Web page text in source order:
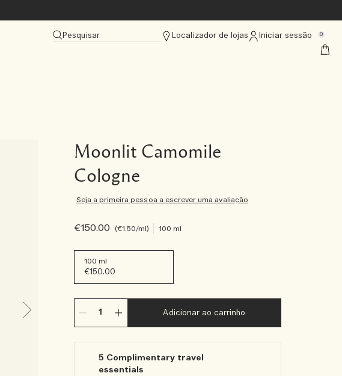
Pesquisar Localizador de lojas Iniciar sessão 0
Moonlit Camomile
Cologne
Seja a primeira pessoa a escrever uma avaliação
€150.00 €1.50/ml 100 ml
100 ml
€150.00
Adicionar ao carrinho
5 Complimentary travel
essentials​